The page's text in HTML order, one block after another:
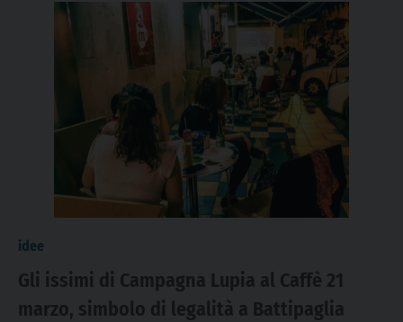
idee
Gli issimi di Campagna Lupia al Caffè 21
marzo, simbolo di legalità a Battipaglia